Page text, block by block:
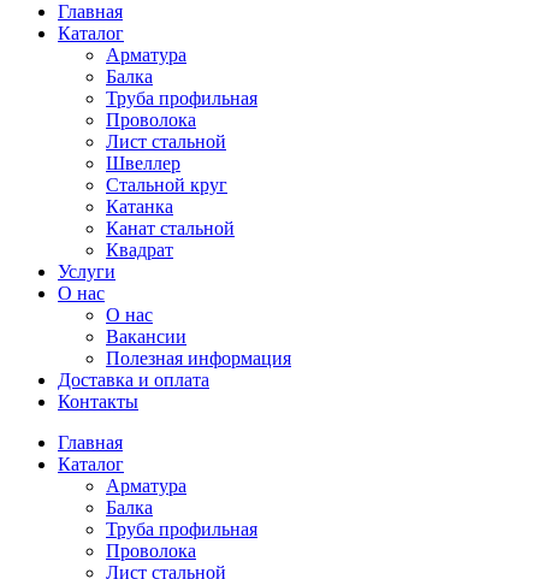
Главная
Каталог
Арматура
Балка
Труба профильная
Проволока
Лист стальной
Швеллер
Стальной круг
Катанка
Канат стальной
Квадрат
Услуги
О нас
О нас
Вакансии
Полезная информация
Доставка и оплата
Контакты
Главная
Каталог
Арматура
Балка
Труба профильная
Проволока
Лист стальной